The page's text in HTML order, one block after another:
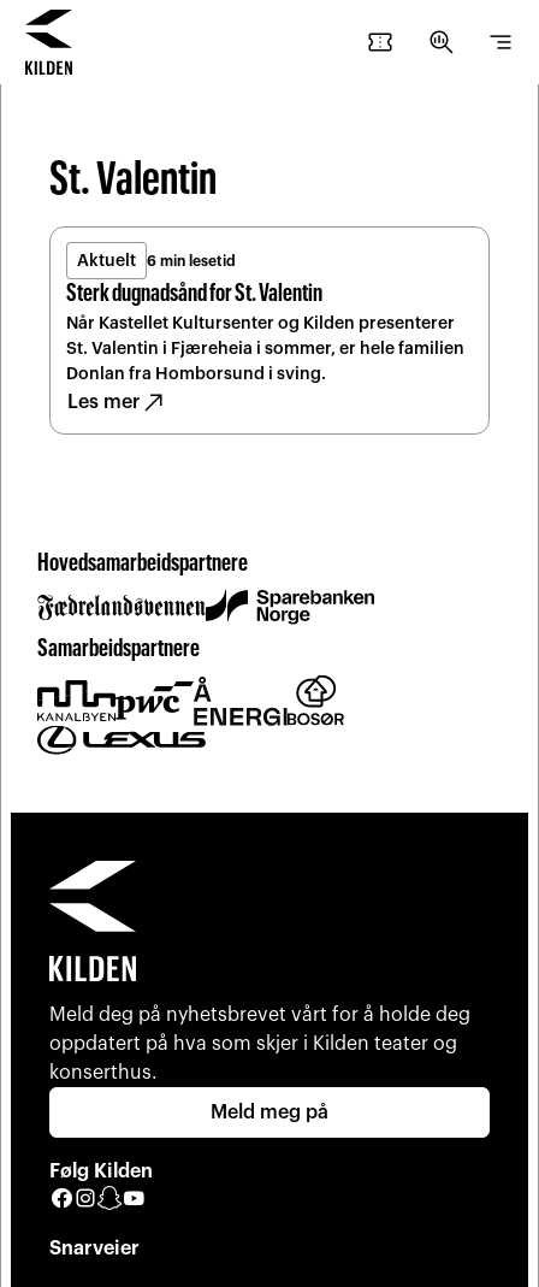
Hopp
innhold
Hopp
navigasjon
confirmation_number search_insights segment
St. Valentin
Aktuelt 6 min lesetid
Sterk dugnadsånd for St. Valentin
Når Kastellet Kultursenter og Kilden presenterer
St. Valentin i Fjæreheia i sommer, er hele familien
Donlan fra Homborsund i sving.
Les mernorth_east
Hovedsamarbeidspartnere
Samarbeidspartnere
Meld deg på nyhetsbrevet vårt for å holde deg
oppdatert på hva som skjer i Kilden teater og
konserthus.
Meld meg på
Følg Kilden
Facebook
Instagram
Snapchat
Snarveier